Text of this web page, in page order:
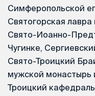
Симферопольской
Святогорская
Свято-Иоанно-
Чугинке,
Свято-Троицкий
мужской монастырь
Троицкий